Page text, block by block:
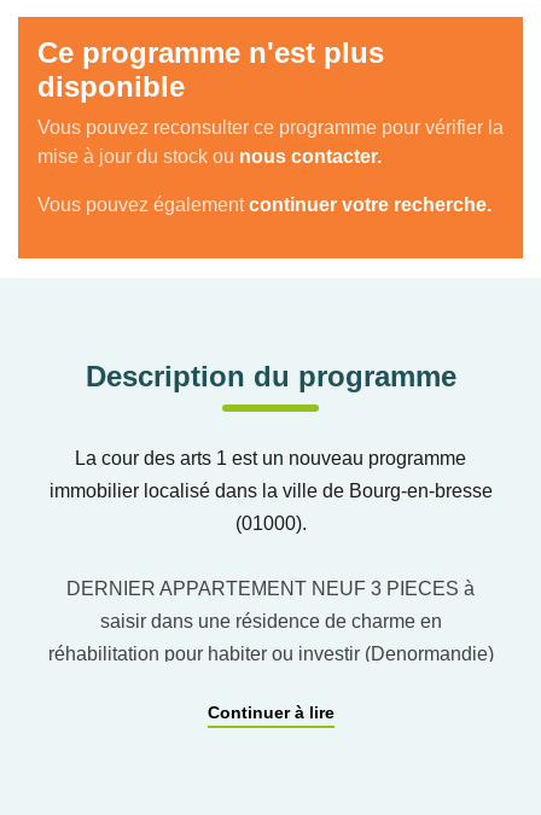
Ce programme n'est plus
disponible
Vous pouvez reconsulter ce programme pour vérifier la
mise à jour du stock ou nous contacter.
Vous pouvez égalementcontinuer votre recherche.
Description du programme
La cour des arts 1 est un nouveau programme
immobilier localisé dans la ville de Bourg-en-bresse
(01000).
DERNIER APPARTEMENT NEUF 3 PIECES à
saisir dans une résidence de charme en
réhabilitation pour habiter ou investir (Denormandie)
COUR DES ARTS profite d'un emplacement très
Continuer à lire